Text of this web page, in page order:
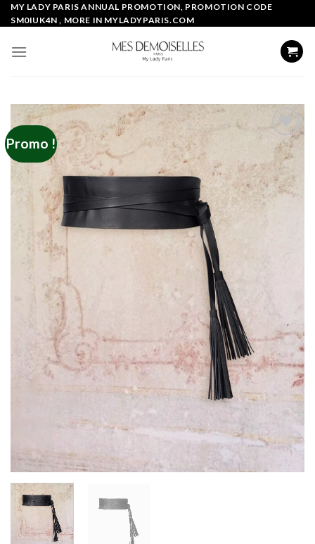
Skip
to
MY LADY PARIS ANNUAL PROMOTION, PROMOTION CODE
SM0IUK4N , MORE IN MYLADYPARIS.COM
Promo !
Add to
wishlist